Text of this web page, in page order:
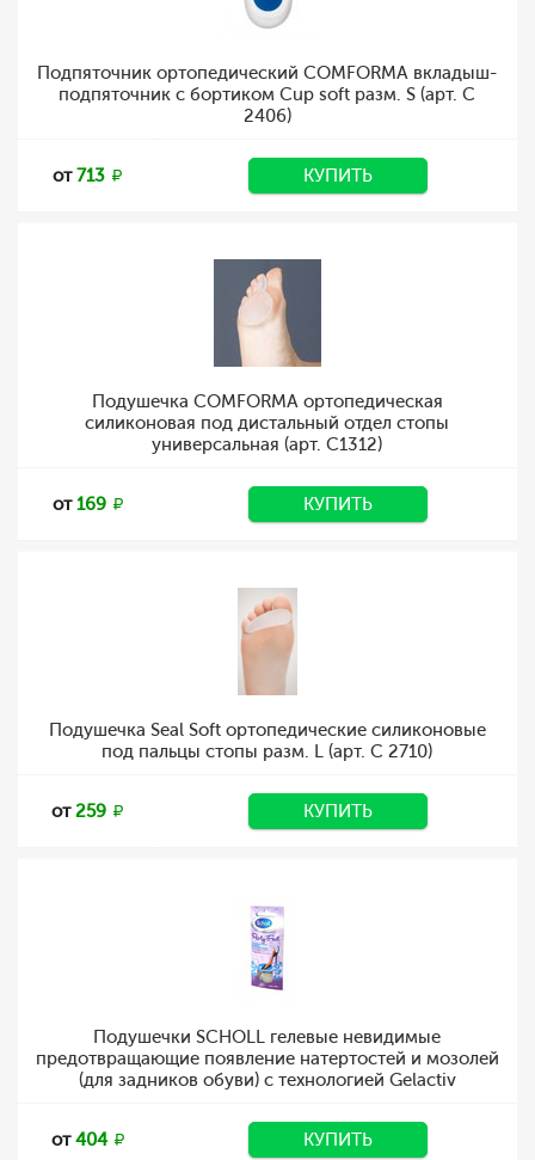
Подпяточник ортопедический COMFORMA вкладыш-
подпяточник с бортиком Cup soft разм. S (арт. C
2406)
от713 КУПИТЬ
Подушечка COMFORMA ортопедическая
силиконовая под дистальный отдел стопы
универсальная (арт. C1312)
от169 КУПИТЬ
Подушечка Seal Soft ортопедические силиконовые
под пальцы стопы разм. L (арт. C 2710)
от259 КУПИТЬ
Подушечки SCHOLL гелевые невидимые
предотвращающие появление натертостей и мозолей
(для задников обуви) с технологией Gelactiv
от404 КУПИТЬ